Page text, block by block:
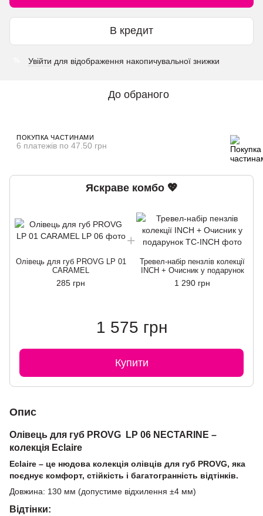
В кредит
Увійти для відображення накопичувальної знижки
До обраного
ПОКУПКА ЧАСТИНАМИ
6 платежів по 47.50 грн
Яскраве комбо 💖
Олівець для губ PROVG LP 01
CARAMEL
285 грн
Тревел-набір пензлів колекції
INCH + Очисник у подарунок
1 290 грн
1 575 грн
Купити
Опис
Олівець для губ PROVG LP 06 NECTARINE –
колекція Eclaire
Eclaire – це нюдова колекція олівців для губ PROVG, яка
поєднує комфорт, стійкість і багатогранність відтінків.
Довжина: 130 мм (допустиме відхилення ±4 мм)
Відтінки: